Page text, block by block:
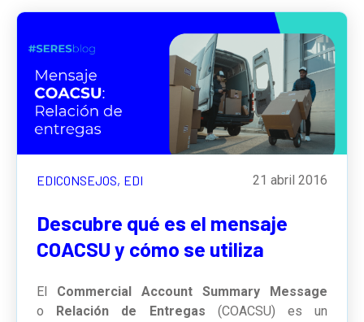
EDICONSEJOS, EDI 21 abril 2016
Descubre qué es el mensaje
COACSU y cómo se utiliza
El Commercial Account Summary Message
o
Relación de Entregas (COACSU)
es un